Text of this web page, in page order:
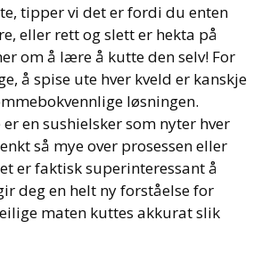
tipper vi det er fordi du enten
eller rett og slett er hekta på
om å lære å kutte den selv! For
å spise ute hver kveld er kanskje
løsningen.
en sushielsker som nyter hver
så mye over prosessen eller
er faktisk superinteressant å
deg en helt ny forståelse for
maten kuttes akkurat slik